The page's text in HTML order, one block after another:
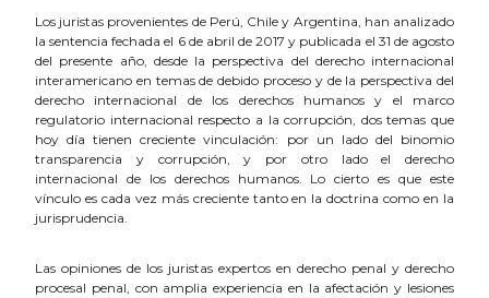
Los juristas provenientes de Perú, Chile y Argentina, han analizado
la sentencia fechada el 6 de abril de 2017 y publicada el 31 de agosto
del presente año, desde la perspectiva del derecho internacional
interamericano en temas de debido proceso y de la perspectiva del
derecho internacional de los derechos humanos y el marco
regulatorio internacional respecto a la corrupción, dos temas que
hoy día tienen creciente vinculación: por un lado del binomio
transparencia y corrupción, y por otro lado el derecho
internacional de los derechos humanos. Lo cierto es que este
vínculo es cada vez más creciente tanto en la doctrina como en la
jurisprudencia.
Las opiniones de los juristas expertos en derecho penal y derecho
procesal penal, con amplia experiencia en la afectación y lesiones